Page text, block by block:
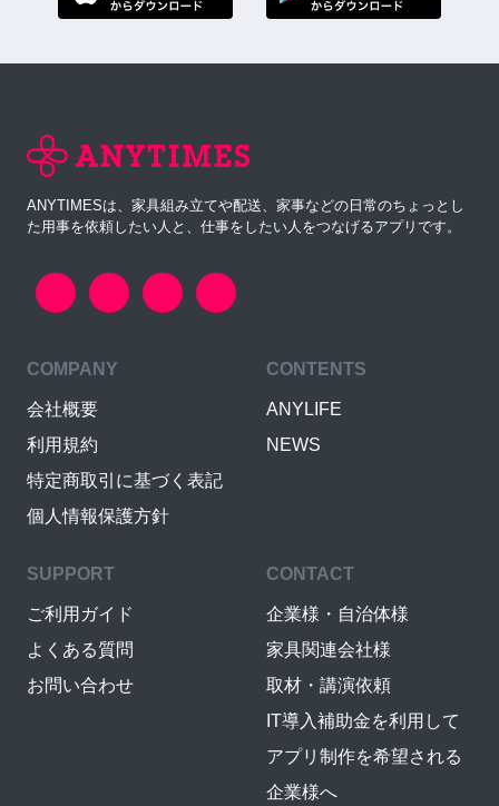
ANYTIMESは、家具組み立てや配送、家事などの日常のちょっとし
た用事を依頼したい人と、仕事をしたい人をつなげるアプリです。
COMPANY
会社概要
利用規約
特定商取引に基づく表記
個人情報保護方針
CONTENTS
ANYLIFE
NEWS
SUPPORT
ご利用ガイド
よくある質問
お問い合わせ
CONTACT
企業様・自治体様
家具関連会社様
取材・講演依頼
IT導入補助金を利用して
アプリ制作を希望される
企業様へ